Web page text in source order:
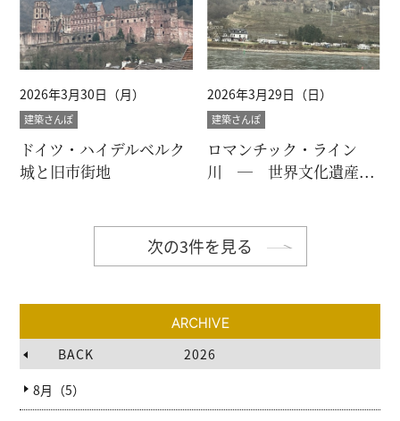
2026年3月30日（月）
建築さんぽ
ドイツ・ハイデルベルク
城と旧市街地
2026年3月29日（日）
建築さんぽ
ロマンチック・ライン
川 ― 世界文化遺産...
次の3件を見る
ARCHIVE
BACK
2026
8月（5）